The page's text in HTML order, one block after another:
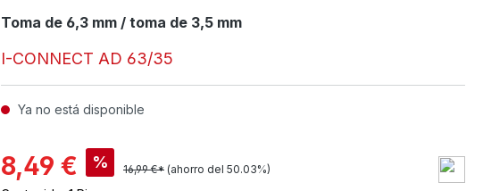
Toma de 6,3 mm / toma de 3,5 mm
I-CONNECT AD 63/35
Ya no está disponible
8,49 € % 16,99 €* (ahorro del 50.03%)